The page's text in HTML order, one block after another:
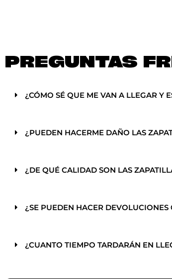
PREGUNTAS
¿CÓMO SÉ QUE ME VAN A LLEGAR Y
¿PUEDEN HACERME DAÑO LAS
¿DE QUÉ CALIDAD SON LAS
¿SE PUEDEN HACER DEVOLUCIONES
¿CUANTO TIEMPO TARDARÁN EN